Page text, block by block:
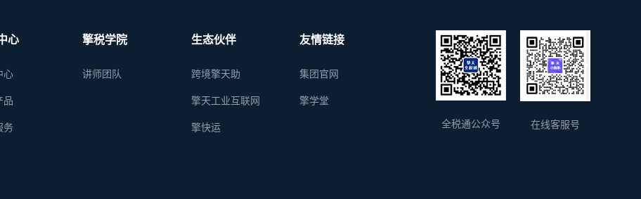
心
心
品
务
擎税学院
讲师团队
生态伙伴
跨境擎天助
擎天工业互联网
擎快运
友情链接
集团官网
擎学堂
全税通公众号 在线客服号